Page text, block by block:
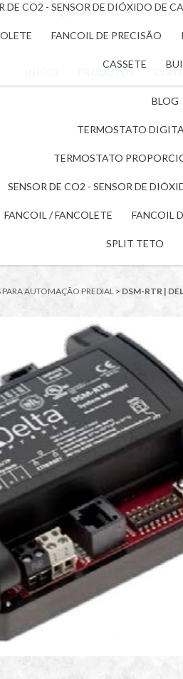
DE CO2 - SENSOR DE DIÓXIDO DE
FANCOIL DE PRECISÃO
CASSETE
EMAILcontato@rsa-sensors.com.br ou
BLOG
TERMOSTATO
TERMOSTATO
SENSOR DE CO2 - SENSOR DE
FANCOIL / FANCOLETE FANCOIL
SPLIT TETO
AUTOMAÇÃO PREDIAL> DSM-RTR |